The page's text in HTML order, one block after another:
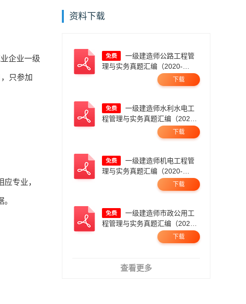
企业一级
只参加
专业，
资料下载
理与实务真题汇编（2020-
下载
程管理与实务真题汇编（2020-
2025，21年暂缺）.pdf
下载
理与实务真题汇编（2020-
下载
程管理与实务真题汇编（2020-
下载
查看更多